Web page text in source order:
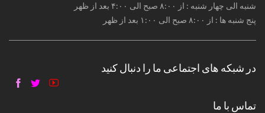
شنبه الی چهار شنبه : از ۸:۰۰ صبح الی ۴:۰۰ بعد از ظهر
پنج شنبه ها : از ۸:۰۰ صبح الی ۱:۰۰ بعد از ظهر
در شبکه های اجتماعی ما را دنبال کنید
تماس با ما